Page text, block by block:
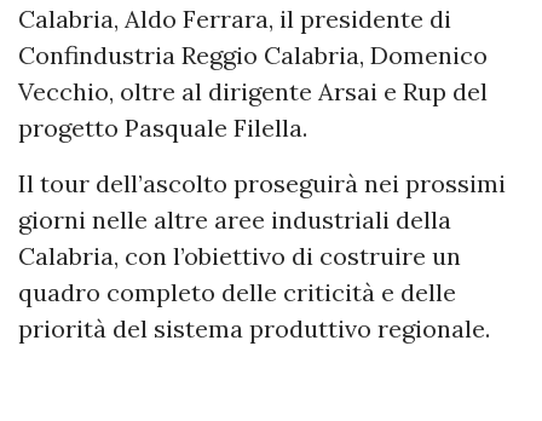
Calabria, Aldo Ferrara, il presidente di
Confindustria Reggio Calabria, Domenico
Vecchio, oltre al dirigente Arsai e Rup del
progetto Pasquale Filella.
Il tour dell’ascolto proseguirà nei prossimi
giorni nelle altre aree industriali della
Calabria, con l’obiettivo di costruire un
quadro completo delle criticità e delle
priorità del sistema produttivo regionale.